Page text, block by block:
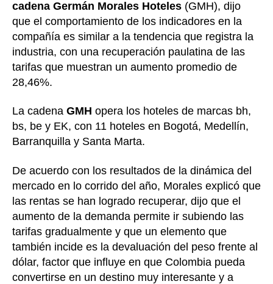
cadena Germán Morales Hoteles (GMH), dijo
que el comportamiento de los indicadores en la
compañía es similar a la tendencia que registra la
industria, con una recuperación paulatina de las
tarifas que muestran un aumento promedio de
28,46%.
La cadena GMH opera los hoteles de marcas bh,
bs, be y EK, con 11 hoteles en Bogotá, Medellín,
Barranquilla y Santa Marta.
De acuerdo con los resultados de la dinámica del
mercado en lo corrido del año, Morales explicó que
las rentas se han logrado recuperar, dijo que el
aumento de la demanda permite ir subiendo las
tarifas gradualmente y que un elemento que
también incide es la devaluación del peso frente al
dólar, factor que influye en que Colombia pueda
convertirse en un destino muy interesante y a